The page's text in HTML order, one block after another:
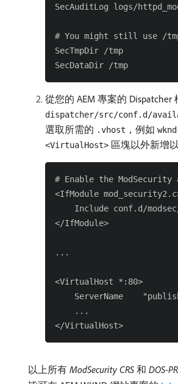
SecAuditLog logs/
# You might still use /
SecTmpDir /tmp
從您的 AEM 專案的 Dispatcher
dispatcher/src/conf.d/
選取所需的 .vhost ，例如
<VirtualHost> 區塊以外新增
# Enable the ModSecurity
<IfModule
Include conf.d/
</IfModule>
...
<VirtualHost *:80>
ServerName
    ...
以上所有 ModSecurity CRS 和 DOS-